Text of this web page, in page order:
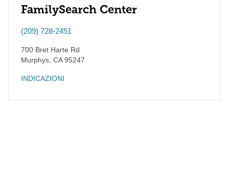
FamilySearch Center
(209) 728-2451
700 Bret Harte Rd
Murphys CA95247
INDICAZIONI